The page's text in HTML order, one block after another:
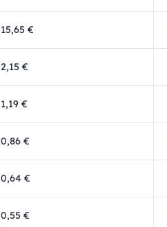
15,65 €
2,15 €
1,19 €
0,86 €
0,64 €
0,55 €